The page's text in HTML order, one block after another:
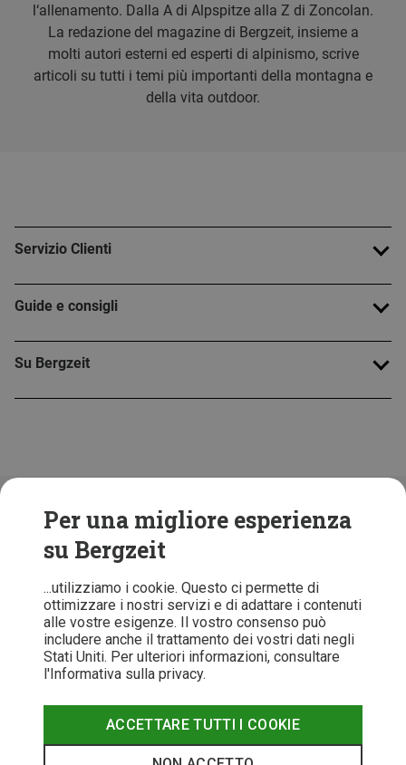
Per una migliore esperienza
su Bergzeit
...utilizziamo i cookie. Questo ci permette di
ottimizzare i nostri servizi e di adattare i contenuti
alle vostre esigenze. Il vostro consenso può
includere anche il trattamento dei vostri dati negli
Stati Uniti. Per ulteriori informazioni, consultare
l'Informativa sulla privacy.
ACCETTARE TUTTI I COOKIE
l‘allenamento. Dalla A di Alpspitze alla Z di Zoncolan.
La redazione del magazine di Bergzeit, insieme a
molti autori esterni ed esperti di alpinismo, scrive
articoli su tutti i temi più importanti della montagna e
della vita outdoor.
Servizio Clienti
Guide e consigli
Su Bergzeit
Informativa Privacy Recesso Note legali